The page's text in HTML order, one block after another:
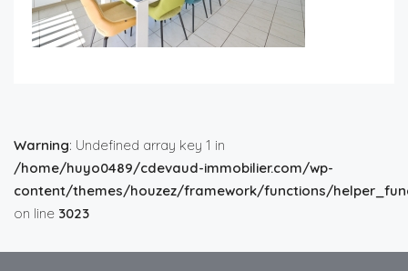
Warning: Undefined array key 1 in
/home/huyo0489/cdevaud-immobilier.com/wp-
content/themes/houzez/framework/functions/
on line 3023